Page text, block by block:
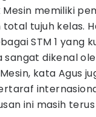
Mesin memiliki
tujuh kelas.
STM 1 yang
sangat dikenal
kata Agus
ini masih